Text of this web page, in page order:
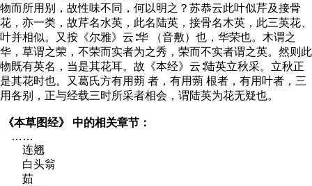
物而所用别，故性味不同，何以明之？苏恭云此叶似芹及接骨
花，亦一类，故芹名水英，此名陆英，接骨名木英，此三英花、
叶并相似。又按《尔雅》云∶华 （音敷）也，华荣也。木谓之
华，草谓之荣，不荣而实者为之秀，荣而不实者谓之英。然则此
物既有英名，当是其花耳。故《本经》云∶陆英立秋采。立秋正
是其花时也。又葛氏方有用蒴 者，有用蒴 根者，有用叶者，三
用各别，正与经载三时所采者相会，谓陆英为花无疑也。
《本草图经》
中的相关章节：
……
连翘
白头翁
茹